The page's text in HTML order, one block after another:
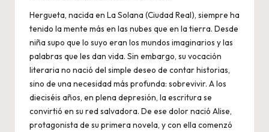
Hergueta, nacida en La Solana (Ciudad Real), siempre ha
tenido la mente más en las nubes que en la tierra. Desde
niña supo que lo suyo eran los mundos imaginarios y las
palabras que les dan vida. Sin embargo, su vocación
literaria no nació del simple deseo de contar historias,
sino de una necesidad más profunda: sobrevivir. A los
dieciséis años, en plena depresión, la escritura se
convirtió en su red salvadora. De ese dolor nació Alise,
protagonista de su primera novela, y con ella comenzó